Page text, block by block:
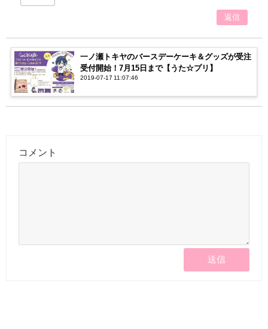
返信
一ノ瀬トキヤのバースデーケーキ＆グッズが受注
受付開始！7月15日まで【うた☆プリ】
2019-07-17 11:07:46
コメント